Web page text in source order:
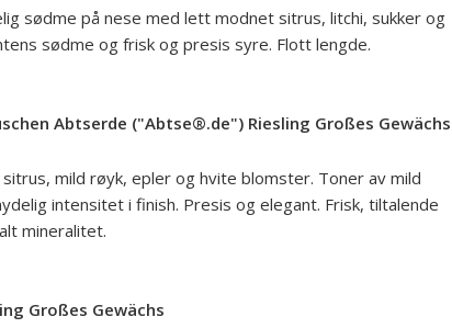
sødme på nese med lett modnet sitrus, litchi, sukker og
sødme og frisk og presis syre. Flott lengde.
Abtserde ("Abtse®.de") Riesling Großes Gewächs
mild røyk, epler og hvite blomster. Toner av mild
intensitet i finish. Presis og elegant. Frisk, tiltalende
mineralitet.
Großes Gewächs